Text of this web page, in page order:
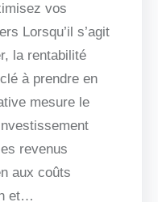
vos
Lorsqu’il s’agit
la rentabilité
à prendre en
mesure le
revenus
aux coûts
et…